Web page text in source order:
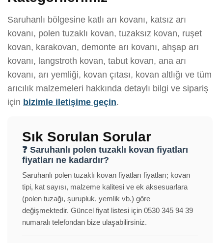
Saruhanlı bölgesine katlı arı kovanı, katsız arı
kovanı, polen tuzaklı kovan, tuzaksız kovan, ruşet
kovan, karakovan, demonte arı kovanı, ahşap arı
kovanı, langstroth kovan, tabut kovan, ana arı
kovanı, arı yemliği, kovan çıtası, kovan altlığı ve tüm
arıcılık malzemeleri hakkında detaylı bilgi ve sipariş
için bizimle iletişime geçin.
Sık Sorulan Sorular
❓ Saruhanlı polen tuzaklı kovan fiyatları
fiyatları ne kadardır?
Saruhanlı polen tuzaklı kovan fiyatları fiyatları; kovan
tipi, kat sayısı, malzeme kalitesi ve ek aksesuarlara
(polen tuzağı, şurupluk, yemlik vb.) göre
değişmektedir. Güncel fiyat listesi için 0530 345 94 39
numaralı telefondan bize ulaşabilirsiniz.